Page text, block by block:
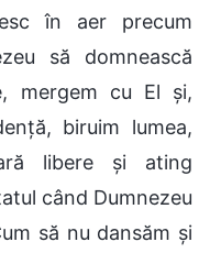
în aer precum
să domnească
mergem cu El și,
biruim lumea,
libere și ating
când Dumnezeu
să nu dansăm și